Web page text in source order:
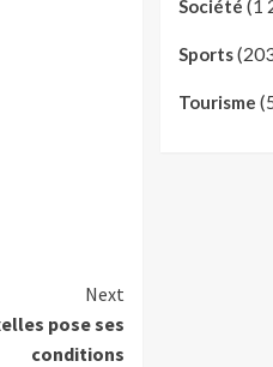
Next
pose ses
conditions
Société (1
Sports
Tourisme